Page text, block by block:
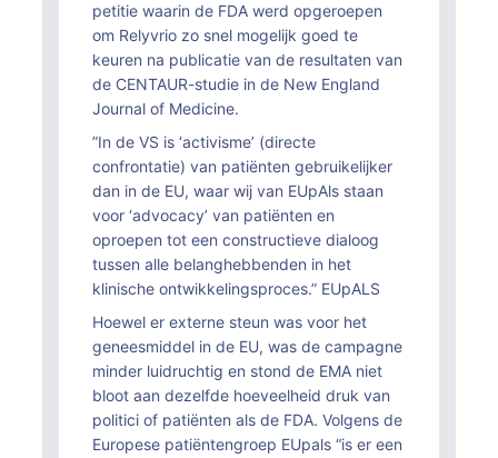
petitie waarin de FDA werd opgeroepen
om Relyvrio zo snel mogelijk goed te
keuren na publicatie van de resultaten van
de CENTAUR-studie in de New England
Journal of Medicine.
”In de VS is ‘activisme’ (directe
confrontatie) van patiënten gebruikelijker
dan in de EU, waar wij van EUpAls staan
voor ‘advocacy’ van patiënten en
oproepen tot een constructieve dialoog
tussen alle belanghebbenden in het
klinische ontwikkelingsproces.” EUpALS
Hoewel er externe steun was voor het
geneesmiddel in de EU, was de campagne
minder luidruchtig en stond de EMA niet
bloot aan dezelfde hoeveelheid druk van
politici of patiënten als de FDA. Volgens de
Europese patiëntengroep EUpals “is er een